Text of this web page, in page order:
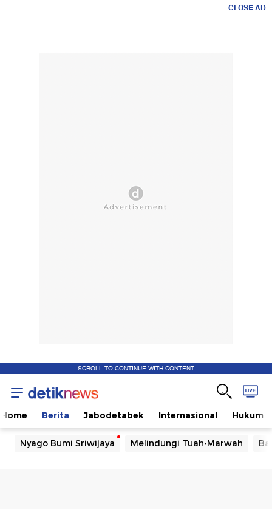
CLOSE AD
SCROLL TO CONTINUE WITH CONTENT
Home Berita Jabodetabek Internasional Hukum
Nyago Bumi Sriwijaya Melindungi Tuah-Marwah